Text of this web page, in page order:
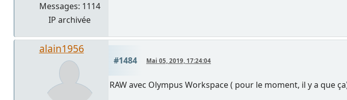
Messages: 1114
IP archivée
alain1956
#1484 Mai 05, 2019, 17:24:04
RAW avec Olympus Workspace ( pour le moment, il y a que